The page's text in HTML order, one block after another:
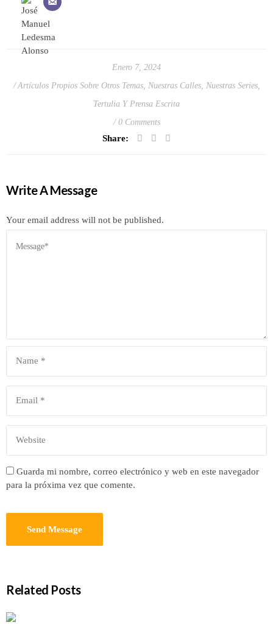
Enero 7, 2024
Artículos Propios Sobre Otros Temas, Nuestras Calles, Nuestras Series,
Tertulia Y Prensa Escrita
0 Comments
Share:
Write A Message
Your email address will not be published.
Guarda mi nombre, correo electrónico y web en este navegador
para la próxima vez que comente.
Related Posts